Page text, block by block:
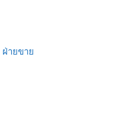
ฝ่ายขาย